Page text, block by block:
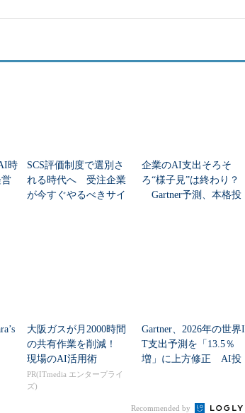
時
SCS評価制度で選別さ
れる時代へ 受注企業
が今すぐやるべきサイ
企業のAI支出そろそ
ろ“様子見”は終わり？
Gartner予測、本格投
大阪ガスが月2000時間
の共有作業を削減！
現場のAI活用術
PR(ITmedia エンタープライ
ズ)
Gartner、2026年の世界I
T支出予測を「13.5％
増」に上方修正 AI投
Recommended by